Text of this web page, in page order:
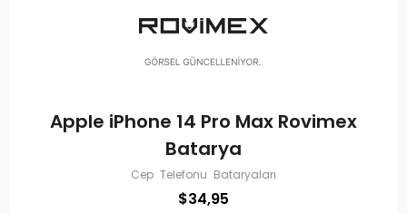
Apple iPhone 14 Pro Max Rovimex
Batarya
Cep Telefonu Bataryaları
$34,95